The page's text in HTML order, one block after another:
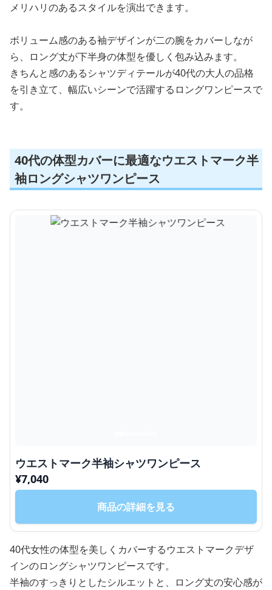
メリハリのあるスタイルを演出できます。
ボリューム感のある袖デザインが二の腕をカバーしなが
ら、ロング丈が下半身の体型を優しく包み込みます。
きちんと感のあるシャツディテールが40代の大人の品格
を引き立て、幅広いシーンで活躍するロングワンピースで
す。
40代の体型カバーに最適なウエストマーク半
袖ロングシャツワンピース
ウエストマーク半袖シャツワンピース
¥7,040
商品の詳細を見る
40代女性の体型を美しくカバーするウエストマークデザ
インのロングシャツワンピースです。
半袖のすっきりとしたシルエットと、ロング丈の安心感が